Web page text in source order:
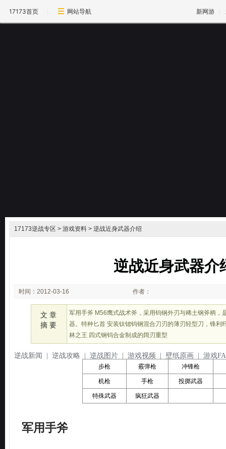
17173首页 网站导航 新网游
逆战新闻 逆战攻略 逆战图片 游戏视频 壁纸原画 游戏
17173逆战专区 > 游戏资料 > 逆战近身武器介绍
逆战近身武器介
时间：2012-03-16
13:28:31
作者：
文 章
摘 要
军用手斧 M56鹰式战术斧，采用钨钢外刃与稀土钢斧柄，
器。特种匕首 安装钛锶钨钢混合刀刃的薄刃轻型刀，锋利
林之王 四式钢钨合金制成的阔刃重型
军用手斧